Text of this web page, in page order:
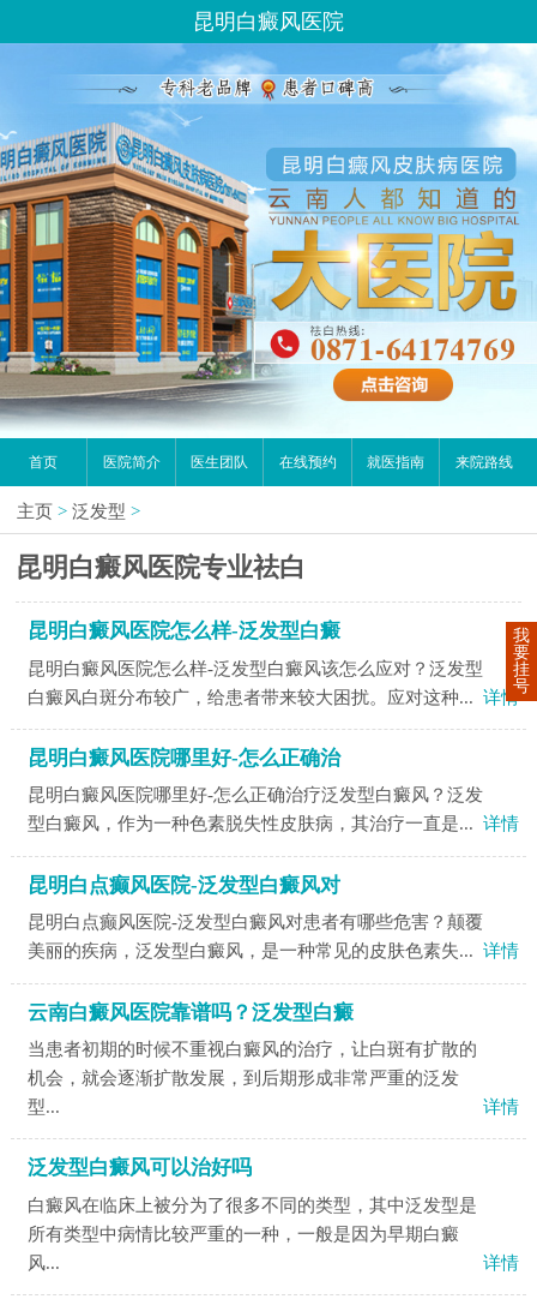
昆明白癜风医院
首页 医院简介 医生团队 在线预约 就医指南 来院路线
主页 > 泛发型 >
昆明白癜风医院专业祛白
昆明白癜风医院怎么样-泛发型白癜
昆明白癜风医院怎么样-泛发型白癜风该怎么应对？泛发型
白癜风白斑分布较广，给患者带来较大困扰。应对这种... 详情
昆明白癜风医院哪里好-怎么正确治
昆明白癜风医院哪里好-怎么正确治疗泛发型白癜风？泛发
型白癜风，作为一种色素脱失性皮肤病，其治疗一直是... 详情
昆明白点癫风医院-泛发型白癜风对
昆明白点癫风医院-泛发型白癜风对患者有哪些危害？颠覆
美丽的疾病，泛发型白癜风，是一种常见的皮肤色素失... 详情
云南白癜风医院靠谱吗？泛发型白癜
当患者初期的时候不重视白癜风的治疗，让白斑有扩散的
机会，就会逐渐扩散发展，到后期形成非常严重的泛发
型...
详情
泛发型白癜风可以治好吗
白癜风在临床上被分为了很多不同的类型，其中泛发型是
所有类型中病情比较严重的一种，一般是因为早期白癜
风...
详情
我
要
挂
号